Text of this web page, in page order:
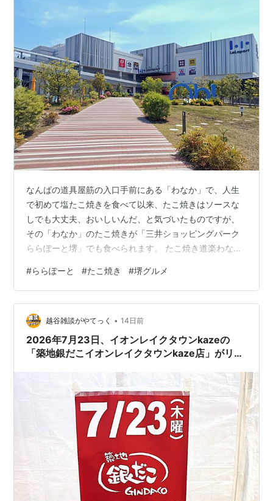
なんばの道具屋筋の入口手前にある「わなか」で、人生
で初めて塩たこ焼きを食べて以来、たこ焼きはソースな
しでも大丈夫、おいしいんだ、と気づいたものですが、
その「わなか」のたこ焼きが「三井ショッピングパーク
ららぽーと堺」でも食べられます。 たこ焼き道楽わなか
のですが、目の前で焼いているのを見られ、出来立ての
アツアツのたこ焼きを食べられます。いろいろなフレー
バーを選べて、ふつうにソース掛けのものも選べます
し、ポン酢、醤油などもありますよ。人気の味3種の盛り
合わせなども選べます。期間限定味もあるみたい。 やは
り、塩たこ焼きにしました。塩も「釜炊き塩…
#ららぽーと #たこ焼き #堺グルメ
越谷雑談がやてっく • 14日前
2026年7月23日、イオンレイクタウンkazeの
「築地銀だこイオンレイクタウンkaze店」がリニ